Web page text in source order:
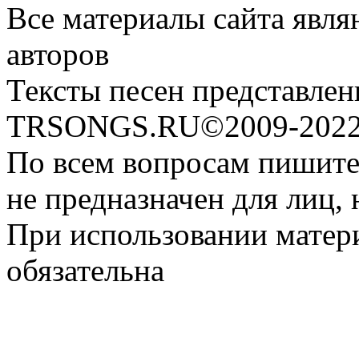
Все материалы сайта
авторов
Тексты песен
TRSONGS.RU©2009-
По всем вопросам
не предназначен для
При использовании
обязательна